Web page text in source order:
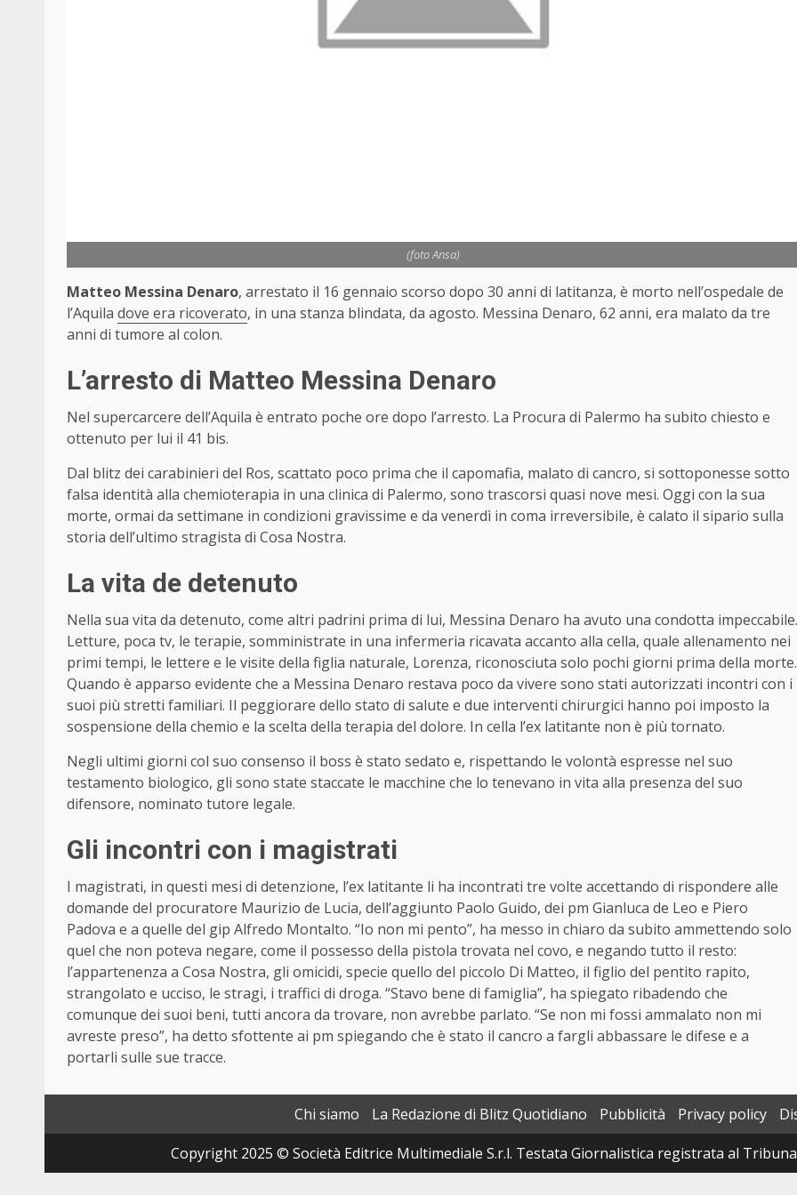
(foto Ansa)
Matteo Messina Denaro, arrestato il 16 gennaio scorso dopo 30 anni di latitanza, è morto nell’ospedale de
l’Aquila dove era ricoverato, in una stanza blindata, da agosto. Messina Denaro, 62 anni, era malato da tre
anni di tumore al colon.
L’arresto di Matteo Messina Denaro
Nel supercarcere dell’Aquila è entrato poche ore dopo l’arresto. La Procura di Palermo ha subito chiesto e
ottenuto per lui il 41 bis.
Dal blitz dei carabinieri del Ros, scattato poco prima che il capomafia, malato di cancro, si sottoponesse sotto
falsa identità alla chemioterapia in una clinica di Palermo, sono trascorsi quasi nove mesi. Oggi con la sua
morte, ormai da settimane in condizioni gravissime e da venerdì in coma irreversibile, è calato il sipario sulla
storia dell’ultimo stragista di Cosa Nostra.
La vita de detenuto
Nella sua vita da detenuto, come altri padrini prima di lui, Messina Denaro ha avuto una condotta impeccabile.
Letture, poca tv, le terapie, somministrate in una infermeria ricavata accanto alla cella, quale allenamento nei
primi tempi, le lettere e le visite della figlia naturale, Lorenza, riconosciuta solo pochi giorni prima della morte.
Quando è apparso evidente che a Messina Denaro restava poco da vivere sono stati autorizzati incontri con i
suoi più stretti familiari. Il peggiorare dello stato di salute e due interventi chirurgici hanno poi imposto la
sospensione della chemio e la scelta della terapia del dolore. In cella l’ex latitante non è più tornato.
Negli ultimi giorni col suo consenso il boss è stato sedato e, rispettando le volontà espresse nel suo
testamento biologico, gli sono state staccate le macchine che lo tenevano in vita alla presenza del suo
difensore, nominato tutore legale.
Gli incontri con i magistrati
I magistrati, in questi mesi di detenzione, l’ex latitante li ha incontrati tre volte accettando di rispondere alle
domande del procuratore Maurizio de Lucia, dell’aggiunto Paolo Guido, dei pm Gianluca de Leo e Piero
Padova e a quelle del gip Alfredo Montalto. “Io non mi pento”, ha messo in chiaro da subito ammettendo solo
quel che non poteva negare, come il possesso della pistola trovata nel covo, e negando tutto il resto:
l’appartenenza a Cosa Nostra, gli omicidi, specie quello del piccolo Di Matteo, il figlio del pentito rapito,
strangolato e ucciso, le stragi, i traffici di droga. “Stavo bene di famiglia”, ha spiegato ribadendo che
comunque dei suoi beni, tutti ancora da trovare, non avrebbe parlato. “Se non mi fossi ammalato non mi
avreste preso”, ha detto sfottente ai pm spiegando che è stato il cancro a fargli abbassare le difese e a
portarli sulle sue tracce.
Chi siamo La Redazione di Blitz Quotidiano Pubblicità Privacy policy
Copyright 2025 © Società Editrice Multimediale S.r.l. Testata Giornalistica registrata al